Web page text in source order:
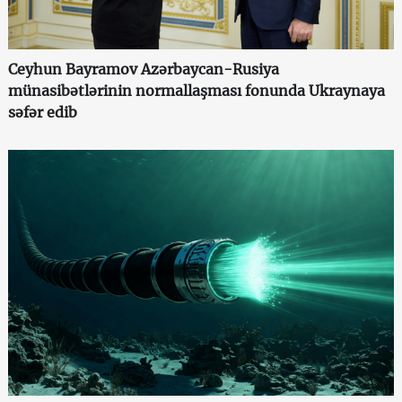
Ceyhun Bayramov Azərbaycan-Rusiya
münasibətlərinin normallaşması fonunda Ukraynaya
səfər edib